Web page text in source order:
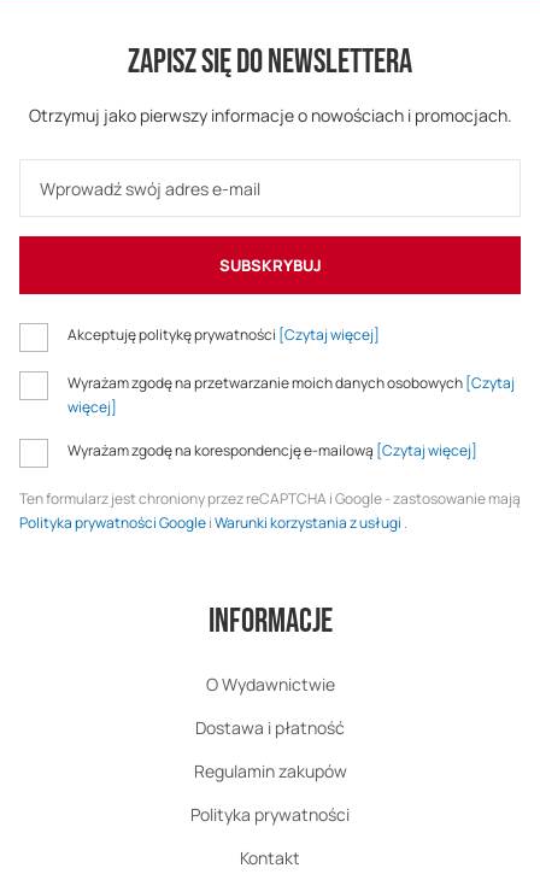
ZAPISZ SIĘ DO NEWSLETTERA
Otrzymuj jako pierwszy informacje o nowościach i promocjach.
SUBSKRYBUJ
Akceptuję politykę prywatności [Czytaj więcej]
Wyrażam zgodę na przetwarzanie moich danych osobowych[Czytaj
więcej]
Wyrażam zgodę na korespondencję e-mailową [Czytaj więcej]
Ten formularz jest chroniony przez reCAPTCHA i Google - zastosowanie mają
Polityka prywatności GoogleiWarunki korzystania z usługi .
Informacje
O Wydawnictwie
Dostawa i płatność
Regulamin zakupów
Polityka prywatności
Kontakt